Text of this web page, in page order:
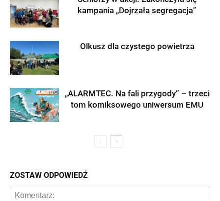
kampania „Dojrzała segregacja”
Olkusz dla czystego powietrza
„ALARMTEC. Na fali przygody” – trzeci
tom komiksowego uniwersum EMU
ZOSTAW ODPOWIEDŹ